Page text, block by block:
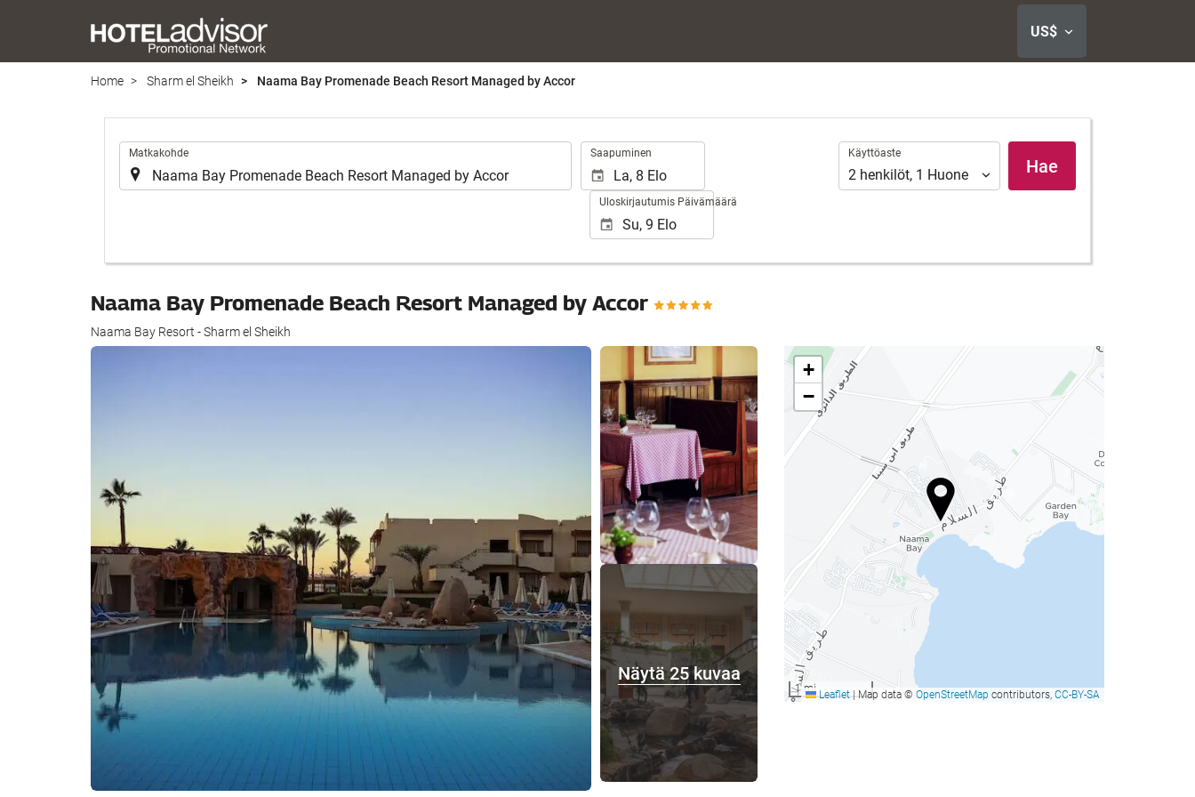
US$
Home Sharm el Sheikh Naama Bay Promenade Beach Resort Managed by Accor
Matkakohde Saapuminen
Uloskirjautumis Päivämäärä
Käyttöaste
Käyttöaste
2 henkilöt, 1 Huone Hae
Naama Bay Promenade Beach Resort Managed by Accor
Naama Bay Resort - Sharm el Sheikh
Näytä 25 kuvaa
Näytä 25 kuvaa
+
−
1 miLeaflet |Map data © OpenStreetMap contributors, CC-BY-SA